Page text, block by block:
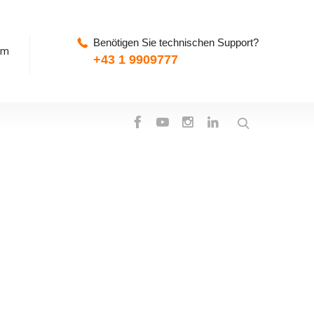
Benötigen Sie technischen Support?
+43 1 9909777